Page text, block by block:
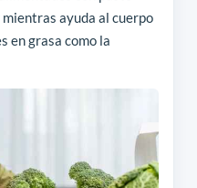
ayuda al cuerpo
en grasa como la